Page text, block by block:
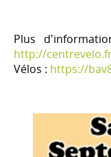
Plus
http://
Vélos : https://